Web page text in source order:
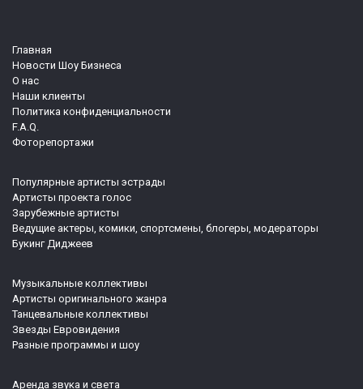
Главная
Новости Шоу Бизнеса
О нас
Наши клиенты
Политика конфиденциальности
F.A.Q.
Фоторепортажи
Популярные артисты эстрады
Артисты проекта голос
Зарубежные артисты
Ведущие актеры, комики, спортсмены, блогеры, модераторы
Букинг Диджеев
Музыкальные коллективы
Артисты оригинального жанра
Танцевальные коллективы
Звезды Евровидения
Разные программы и шоу
Аренда звука и света